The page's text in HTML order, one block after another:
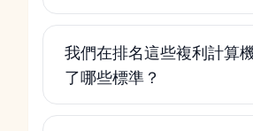
我們在排名這些複利計算
了哪些標準？